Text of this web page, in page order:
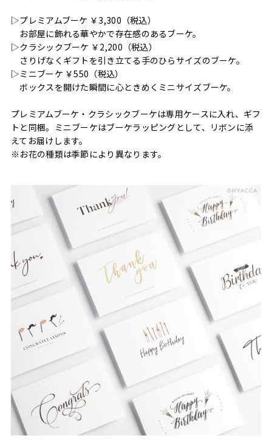
▷プレミアムブーケ ￥3,300（税込）
お部屋に飾れる華やかで存在感のあるブーケ。
▷クラシックブーケ ￥2,200（税込）
さりげなくギフトを引き立てる手のひらサイズのブーケ。
▷ミニブーケ ￥550（税込）
ボックスを開けた瞬間に心ときめくミニサイズブーケ。
プレミアムブーケ・クラシックブーケは専用ケースに入れ、ギフ
トと同梱。ミニブーケはブーケラッピングとして、リボンに添
えてお届けします。
※お花の種類は季節により異なります。